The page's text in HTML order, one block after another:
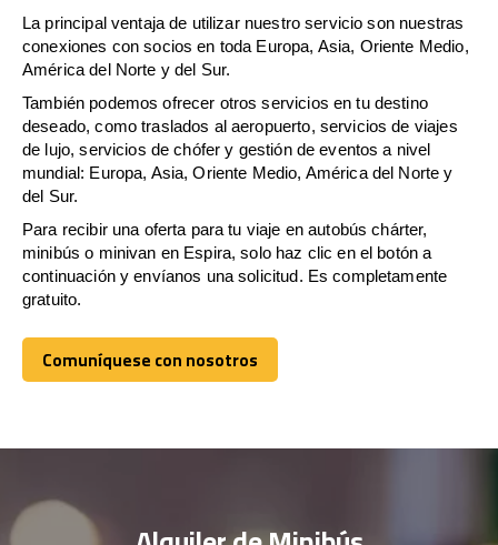
La principal ventaja de utilizar nuestro servicio son nuestras
conexiones con socios en toda Europa, Asia, Oriente Medio,
América del Norte y del Sur.
También podemos ofrecer otros servicios en tu destino
deseado, como traslados al aeropuerto, servicios de viajes
de lujo, servicios de chófer y gestión de eventos a nivel
mundial: Europa, Asia, Oriente Medio, América del Norte y
del Sur.
Para recibir una oferta para tu viaje en autobús chárter,
minibús o minivan en Espira, solo haz clic en el botón a
continuación y envíanos una solicitud. Es completamente
gratuito.
Comuníquese con nosotros
Comuníquese con nosotros